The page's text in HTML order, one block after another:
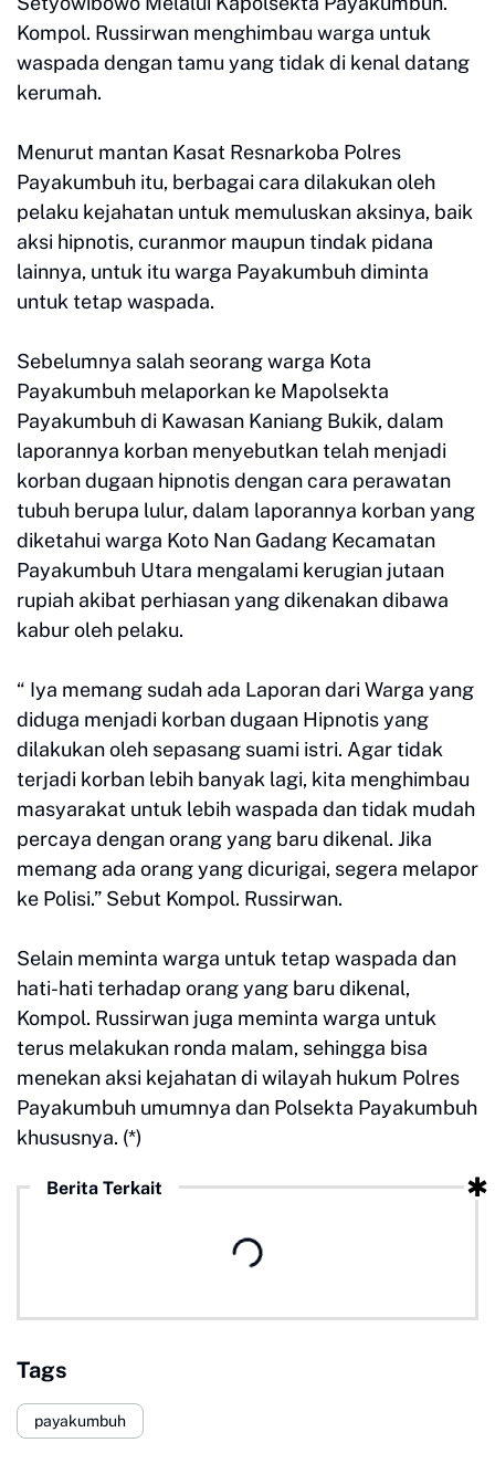
Kompol. Russirwan menghimbau warga untuk
waspada dengan tamu yang tidak di kenal datang
kerumah.
Menurut mantan Kasat Resnarkoba Polres
Payakumbuh itu, berbagai cara dilakukan oleh
pelaku kejahatan untuk memuluskan aksinya, baik
aksi hipnotis, curanmor maupun tindak pidana
lainnya, untuk itu warga Payakumbuh diminta
untuk tetap waspada.
Sebelumnya salah seorang warga Kota
Payakumbuh melaporkan ke Mapolsekta
Payakumbuh di Kawasan Kaniang Bukik, dalam
laporannya korban menyebutkan telah menjadi
korban dugaan hipnotis dengan cara perawatan
tubuh berupa lulur, dalam laporannya korban yang
diketahui warga Koto Nan Gadang Kecamatan
Payakumbuh Utara mengalami kerugian jutaan
rupiah akibat perhiasan yang dikenakan dibawa
kabur oleh pelaku.
“ Iya memang sudah ada Laporan dari Warga yang
diduga menjadi korban dugaan Hipnotis yang
dilakukan oleh sepasang suami istri. Agar tidak
terjadi korban lebih banyak lagi, kita menghimbau
masyarakat untuk lebih waspada dan tidak mudah
percaya dengan orang yang baru dikenal. Jika
memang ada orang yang dicurigai, segera melapor
ke Polisi.” Sebut Kompol. Russirwan.
Selain meminta warga untuk tetap waspada dan
hati-hati terhadap orang yang baru dikenal,
Kompol. Russirwan juga meminta warga untuk
terus melakukan ronda malam, sehingga bisa
menekan aksi kejahatan di wilayah hukum Polres
Payakumbuh umumnya dan Polsekta Payakumbuh
khususnya. (*)
Berita Terkait
Tags
payakumbuh